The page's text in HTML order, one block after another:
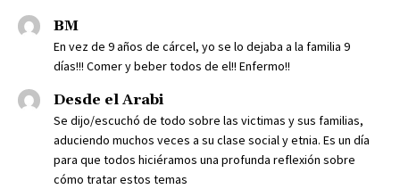
BM
En vez de 9 años de cárcel, yo se lo dejaba a la familia 9
días!!! Comer y beber todos de el!! Enfermo!!
Desde el Arabi
Se dijo/escuchó de todo sobre las victimas y sus familias,
aduciendo muchos veces a su clase social y etnia. Es un día
para que todos hiciéramos una profunda reflexión sobre
cómo tratar estos temas